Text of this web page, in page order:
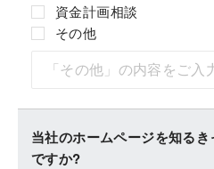
資金計画相談
その他
当社のホームページを知る
ですか?